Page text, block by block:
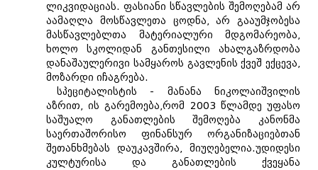
ლიკვიდაციას. ფასიანი სწავლების შემოღებამ არ
აამაღლა მოსწავლეთა ცოდნა, არ გააუმჯობესა
მასწავლებლთა მატერიალური მდგომარეობა,
ხოლო სკოლიდან განთესილი ახალგაზრდობა
დანაშაულერივი სამყაროს გავლენის ქვეშ ექცევა,
მოზარდი იჩაგრება.
სპეციტალისტის - მანანა ნიკოლაიშვილის
აზრით, ის გარემოება,რომ 2003 წლამდე უფასო
საშუალო განათლების შემოღება კანონმა
საერთაშორისო ფინანსურ ორგანიზაციებთან
შეთანხმებას დაუკავშირა, მიუღებელია.უდიდესი
კულტურისა და განათლების ქვეყანა